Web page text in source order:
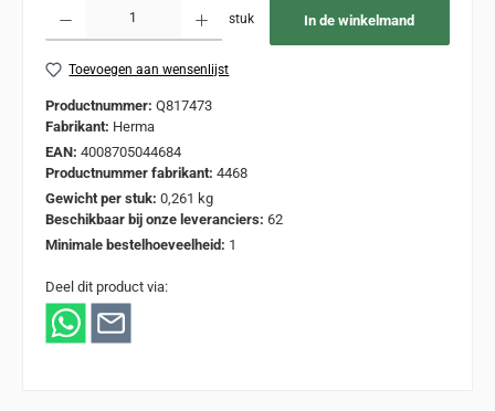
stuk In de winkelmand
Toevoegen aan wensenlijst
Productnummer: Q817473
Fabrikant: Herma
EAN: 4008705044684
Productnummer fabrikant: 4468
Gewicht per stuk: 0,261 kg
Beschikbaar bij onze leveranciers: 62
Minimale bestelhoeveelheid: 1
Deel dit product via: